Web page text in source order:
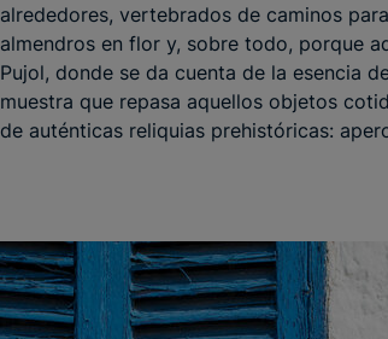
alrededores, vertebrados de caminos
almendros en flor y, sobre todo, porque
Pujol, donde se da cuenta de la esencia
muestra que repasa aquellos objetos
de auténticas reliquias prehistóricas: